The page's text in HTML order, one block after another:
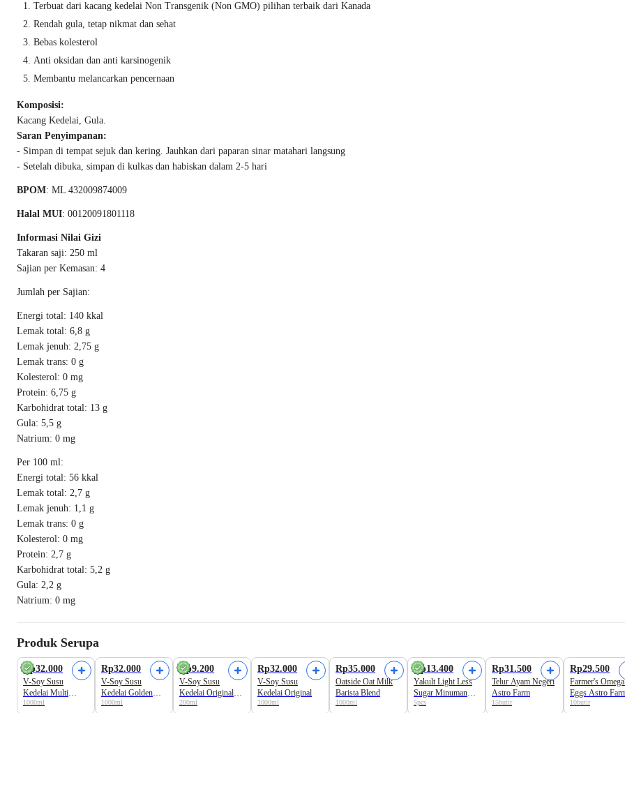
Terbuat dari kacang kedelai Non Transgenik (Non GMO) pilihan terbaik dari Kanada
Rendah gula, tetap nikmat dan sehat
Bebas kolesterol
Anti oksidan dan anti karsinogenik
Membantu melancarkan pencernaan
Komposisi:
Kacang Kedelai, Gula.
Saran Penyimpanan:
- Simpan di tempat sejuk dan kering. Jauhkan dari paparan sinar matahari langsung
- Setelah dibuka, simpan di kulkas dan habiskan dalam 2-5 hari
BPOM: ML 432009874009
Halal MUI: 00120091801118
Informasi Nilai Gizi
Takaran saji: 250 ml
Sajian per Kemasan: 4
Jumlah per Sajian:
Energi total: 140 kkal
Lemak total: 6,8 g
Lemak jenuh: 2,75 g
Lemak trans: 0 g
Kolesterol: 0 mg
Protein: 6,75 g
Karbohidrat total: 13 g
Gula: 5,5 g
Natrium: 0 mg
Per 100 ml:
Energi total: 56 kkal
Lemak total: 2,7 g
Lemak jenuh: 1,1 g
Lemak trans: 0 g
Kolesterol: 0 mg
Protein: 2,7 g
Karbohidrat total: 5,2 g
Gula: 2,2 g
Natrium: 0 mg
Produk Serupa
Rp32.000
V-Soy Susu
Kedelai Multi
Grain
1000ml
Rp32.000
V-Soy Susu
Kedelai Golden
Grain
1000ml
Rp9.200
V-Soy Susu
Kedelai Original
Sugar Free
200ml
Rp32.000
V-Soy Susu
Kedelai Original
1000ml
Rp35.000
Oatside Oat Milk
Barista Blend
1000ml
Rp13.400
Yakult Light Less
Sugar Minuman
Probiotik
5pcs
Rp31.500
Telur Ayam Negeri
Astro Farm
15butir
Rp29.500
Farmer's
Eggs Astro
10butir